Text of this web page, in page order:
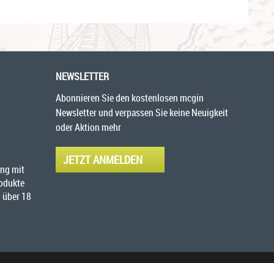
mit
18
NEWSLETTER
Abonnieren Sie den kostenlosen mcgin
Newsletter und verpassen Sie keine Neuigkeit
oder Aktion mehr
JETZT ANMELDEN